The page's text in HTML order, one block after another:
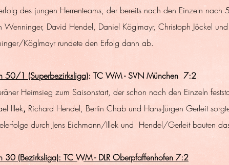
des jungen Herrenteams, der bereits nach den Einzeln nach
Wenninger, David Hendel, Daniel Köglmayr, Christoph Jöckel
Köglmayr rundete den Erfolg dann ab.
50/1 (Superbezirksliga): TC WM - SVN München  7:2
Heimsieg zum Saisonstart, der schon nach den Einzeln
Illek, Richard Hendel, Bertin Chab und Hans-Jürgen Gerleit
durch Jens Eichmann/Illek und  Hendel/Gerleit bauten
30 (Bezirksliga): TC WM - DLR Oberpfaffenhofen 7:2